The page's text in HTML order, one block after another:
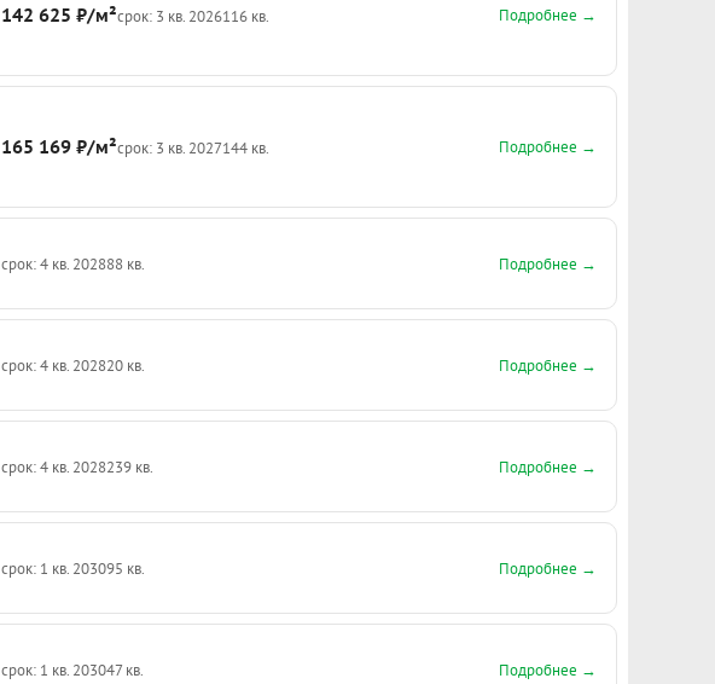
142 625 ₽/м²срок: 3 кв. 2026116 кв. Подробнее →
165 169 ₽/м²срок: 3 кв. 2027144 кв. Подробнее →
срок: 4 кв. 202888 кв. Подробнее →
срок: 4 кв. 202820 кв. Подробнее →
срок: 4 кв. 2028239 кв. Подробнее →
срок: 1 кв. 203095 кв. Подробнее →
срок: 1 кв. 203047 кв. Подробнее →